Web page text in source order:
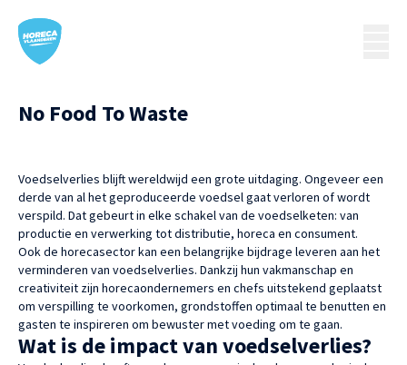
No Food To Waste
Voedselverlies blijft wereldwijd een grote uitdaging. Ongeveer een
derde van al het geproduceerde voedsel gaat verloren of wordt
verspild. Dat gebeurt in elke schakel van de voedselketen: van
productie en verwerking tot distributie, horeca en consument.
Ook de horecasector kan een belangrijke bijdrage leveren aan het
verminderen van voedselverlies. Dankzij hun vakmanschap en
creativiteit zijn horecaondernemers en chefs uitstekend geplaatst
om verspilling te voorkomen, grondstoffen optimaal te benutten en
gasten te inspireren om bewuster met voeding om te gaan.
Wat is de impact van voedselverlies?